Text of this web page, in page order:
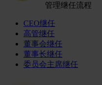
管理继任流程
CEO继任
高管继任
董事会继任
董事长继任
委员会主席继任